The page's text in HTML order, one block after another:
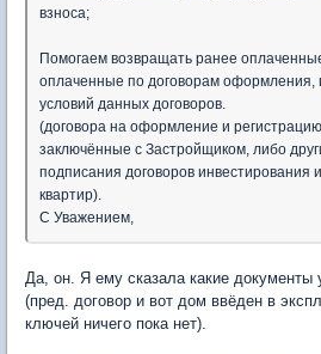
взноса;
Помогаем возвращать ранее
оплаченные по договорам оформления,
условий данных договоров.
(договора на оформление и
заключённые с Застройщиком, либо
подписания договоров инвестирования
квартир).
С Уважением,
Да, он. Я ему сказала какие документы
(пред. договор и вот дом ввёден в
ключей ничего пока нет).